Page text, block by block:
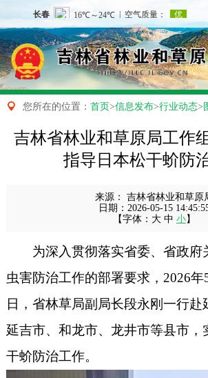
 您所在的位置： 首页>信息发布>行业动态>
吉林省林业和草原局工作
指导日本松干蚧防
来源：
吉林省林业和草原
日期： 2026-05-15
【字体： 大 中 小】
为深入贯彻落实省委、省政府
虫害防治工作的部署要求， 2026年
日，省林草局副局长段永刚一行赴
延吉市、和龙市、龙井市等县市，
干蚧防治工作。